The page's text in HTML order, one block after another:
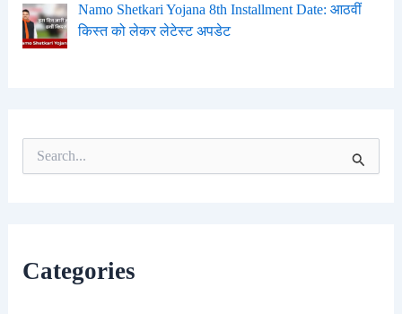
Namo Shetkari Yojana 8th Installment Date: आठवीं
किस्त को लेकर लेटेस्ट अपडेट
o
Categories